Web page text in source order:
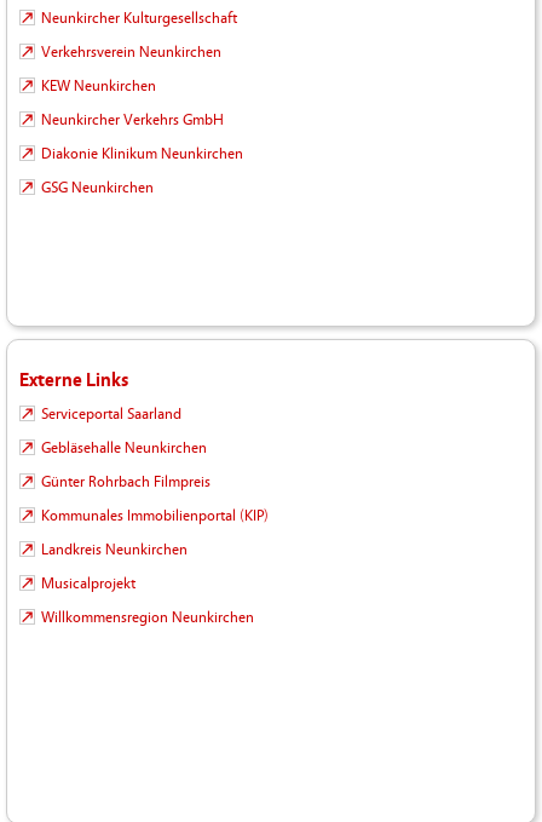
Neunkircher Kulturgesellschaft
Verkehrsverein Neunkirchen
KEW Neunkirchen
Neunkircher Verkehrs GmbH
Diakonie Klinikum Neunkirchen
GSG Neunkirchen
Externe Links
Serviceportal Saarland
Gebläsehalle Neunkirchen
Günter Rohrbach Filmpreis
Kommunales Immobilienportal (KIP)
Landkreis Neunkirchen
Musicalprojekt
Willkommensregion Neunkirchen